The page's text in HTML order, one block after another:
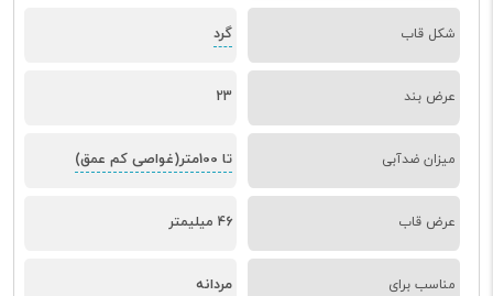
شکل قاب گرد
عرض بند 23
میزان ضدآبی تا 100متر(غواصی کم عمق)
عرض قاب 46 میلیمتر
مناسب برای مردانه